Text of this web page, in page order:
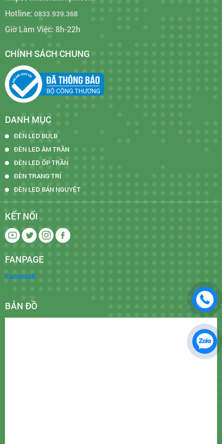
Hotline: 0833.939.368
Giờ Làm Việc: 8h-22h
CHÍNH SÁCH CHUNG
DANH MỤC
ĐÈN LED BULB
ĐÈN LED ÂM TRẦN
ĐÈN LED ỐP TRẦN
ĐÈN TRANG TRÍ
ĐÈN LED BÁN NGUYỆT
KẾT NỐI
FANPAGE
Facebook
BẢN ĐỒ